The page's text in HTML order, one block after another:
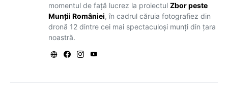
momentul de față lucrez la proiectul Zbor peste
Munții României, în cadrul căruia fotografiez din
dronă 12 dintre cei mai spectaculoși munți din țara
noastră.